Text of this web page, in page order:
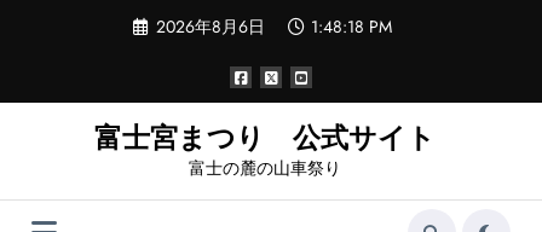
ツ
2026年8月6日 1:48:19 PM
富士宮まつり 公式サイト
富士の麓の山車祭り